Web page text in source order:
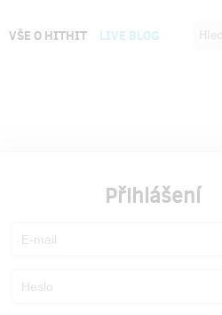
VŠE O HITHIT LIVE BLOG
Přihlášení